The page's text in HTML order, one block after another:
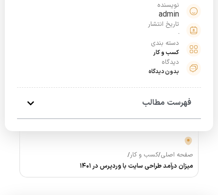
نویسنده
admin
تاریخ انتشار
دسته بندی
کسب و کار
دیدگاه
بدون دیدگاه
فهرست مطالب
صفحه اصلی/کسب و کار/
میزان درآمد طراحی سایت با وردپرس در 1401